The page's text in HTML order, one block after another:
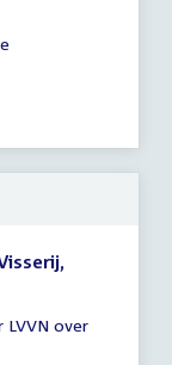
LVVN over